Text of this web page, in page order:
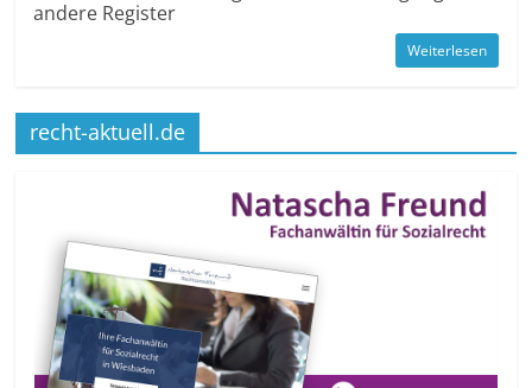
andere Register
Weiterlesen
recht-aktuell.de